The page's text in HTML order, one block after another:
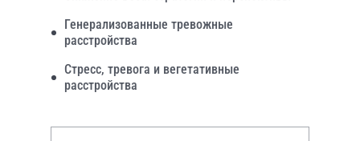
Генерализованные тревожные
расстройства
Стресс, тревога и вегетативные
расстройства